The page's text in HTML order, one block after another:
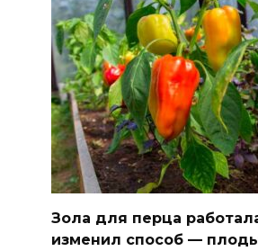
Зола для перца
изменил способ —